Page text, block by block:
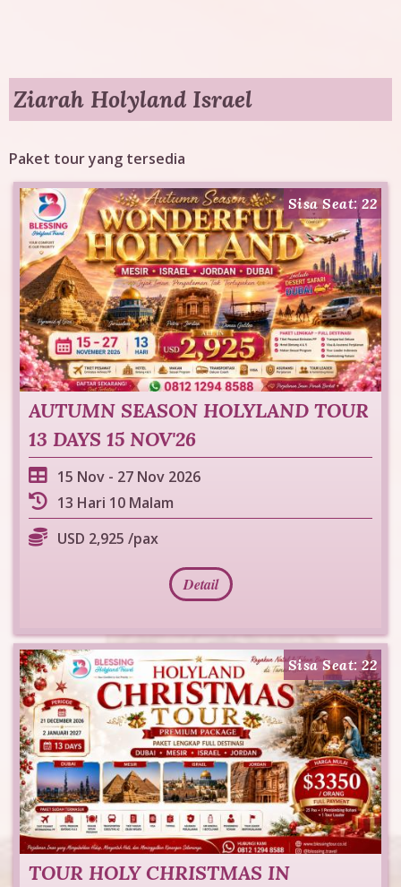
r
Ziarah Holyland Israel
Paket tour yang tersedia
Sisa Seat: 22
AUTUMN SEASON HOLYLAND TOUR
13 DAYS 15 NOV'26
15 Nov - 27 Nov 2026
13 Hari 10 Malam
USD 2,925 /pax
Detail
Sisa Seat: 22
TOUR HOLY CHRISTMAS IN